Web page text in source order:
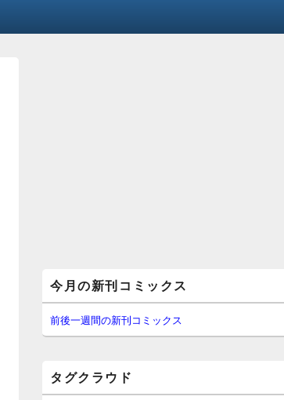
イ
ン
サ
イ
ー
今月の新刊コミックス
前後一週間の新刊コミックス
タグクラウド